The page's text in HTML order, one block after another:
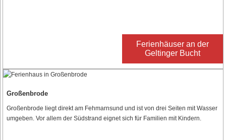
Ferienhäuser an der
Geltinger Bucht
Großenbrode
Großenbrode liegt direkt am Fehmarnsund und ist von drei Seiten mit Wasser
umgeben. Vor allem der Südstrand eignet sich für Familien mit Kindern.